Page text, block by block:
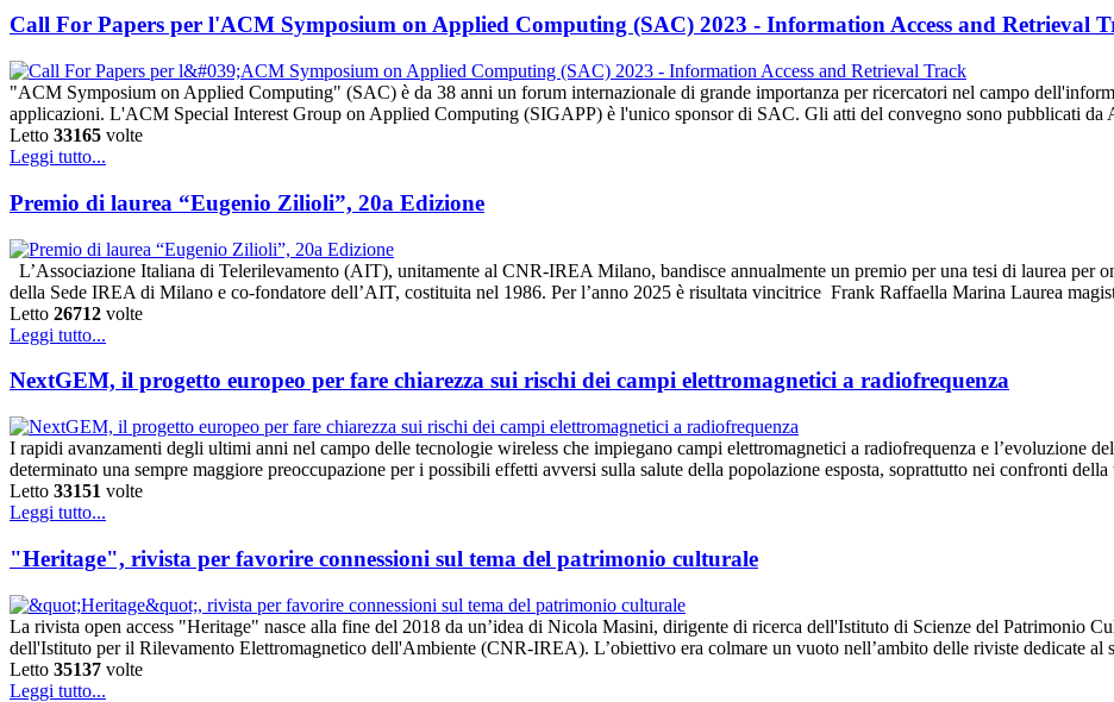
Call For Papers per l'ACM Symposium on Applied Computing (SAC) 2023 - Information Access and Retrieval
"ACM Symposium on Applied Computing" (SAC) è da 38 anni un forum internazionale di grande importanza per ricercatori nel campo
applicazioni. L'ACM Special Interest Group on Applied Computing (SIGAPP) è l'unico sponsor di SAC. Gli atti del convegno sono pubblicati
Letto 33165 volte
Leggi tutto...
Premio di laurea “Eugenio Zilioli”, 20a Edizione
L’Associazione Italiana di Telerilevamento (AIT), unitamente al CNR-IREA Milano, bandisce annualmente un premio per una tesi di laurea per
della Sede IREA di Milano e co-fondatore dell’AIT, costituita nel 1986. Per l’anno 2025 è risultata vincitrice Frank Raffaella Marina Laurea
Letto 26712 volte
Leggi tutto...
NextGEM, il progetto europeo per fare chiarezza sui rischi dei campi elettromagnetici a radiofrequenza
I rapidi avanzamenti degli ultimi anni nel campo delle tecnologie wireless che impiegano campi elettromagnetici a radiofrequenza e l’evoluzione
determinato una sempre maggiore preoccupazione per i possibili effetti avversi sulla salute della popolazione esposta, soprattutto nei confronti
Letto 33151 volte
Leggi tutto...
"Heritage", rivista per favorire connessioni sul tema del patrimonio culturale
La rivista open access "Heritage" nasce alla fine del 2018 da un’idea di Nicola Masini, dirigente di ricerca dell'Istituto di Scienze del Patrimonio
dell'Istituto per il Rilevamento Elettromagnetico dell'Ambiente (CNR-IREA). L’obiettivo era colmare un vuoto nell’ambito delle riviste dedicate al
Letto 35137 volte
Leggi tutto...